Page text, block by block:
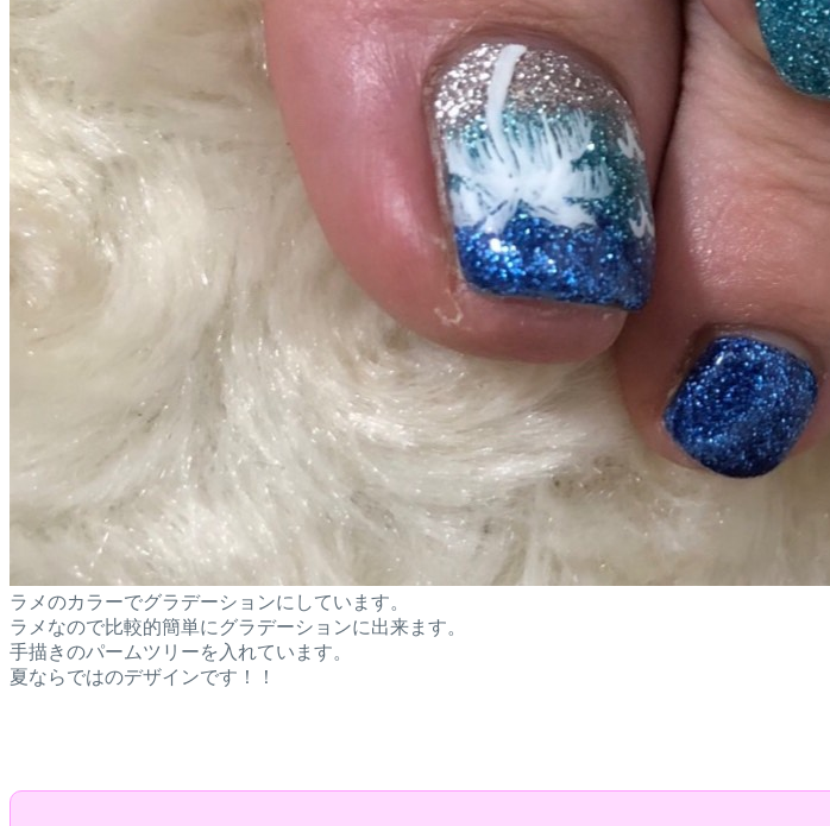
ラメのカラーでグラデーションにしています。
ラメなので比較的簡単にグラデーションに出来ます。
手描きのパームツリーを入れています。
夏ならではのデザインです！！